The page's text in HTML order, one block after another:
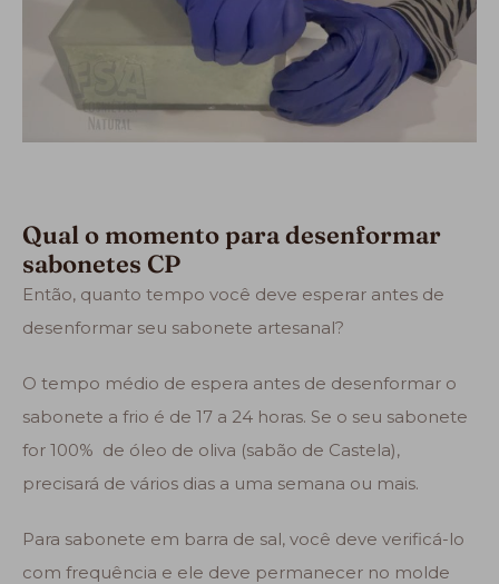
Qual o momento para desenformar
sabonetes CP
Então, quanto tempo você deve esperar antes de
desenformar seu sabonete artesanal?
O tempo médio de espera antes de desenformar o
sabonete a frio é de 17 a 24 horas. Se o seu sabonete
for 100% de óleo de oliva (sabão de Castela),
precisará de vários dias a uma semana ou mais.
Para sabonete em barra de sal, você deve verificá-lo
com frequência e ele deve permanecer no molde